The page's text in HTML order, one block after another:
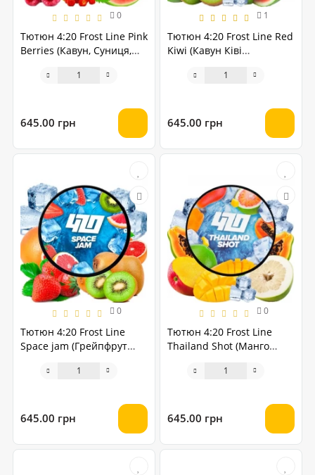
0
Тютюн 4:20 Frost Line Pink
Berries (Кавун, Суниця,
645.00 грн
1
Тютюн 4:20 Frost Line Red
Kiwi (Кавун Ківі
645.00 грн
0
Тютюн 4:20 Frost Line
Space jam (Грейпфрут
645.00 грн
0
Тютюн 4:20 Frost Line
Thailand Shot (Манго
645.00 грн